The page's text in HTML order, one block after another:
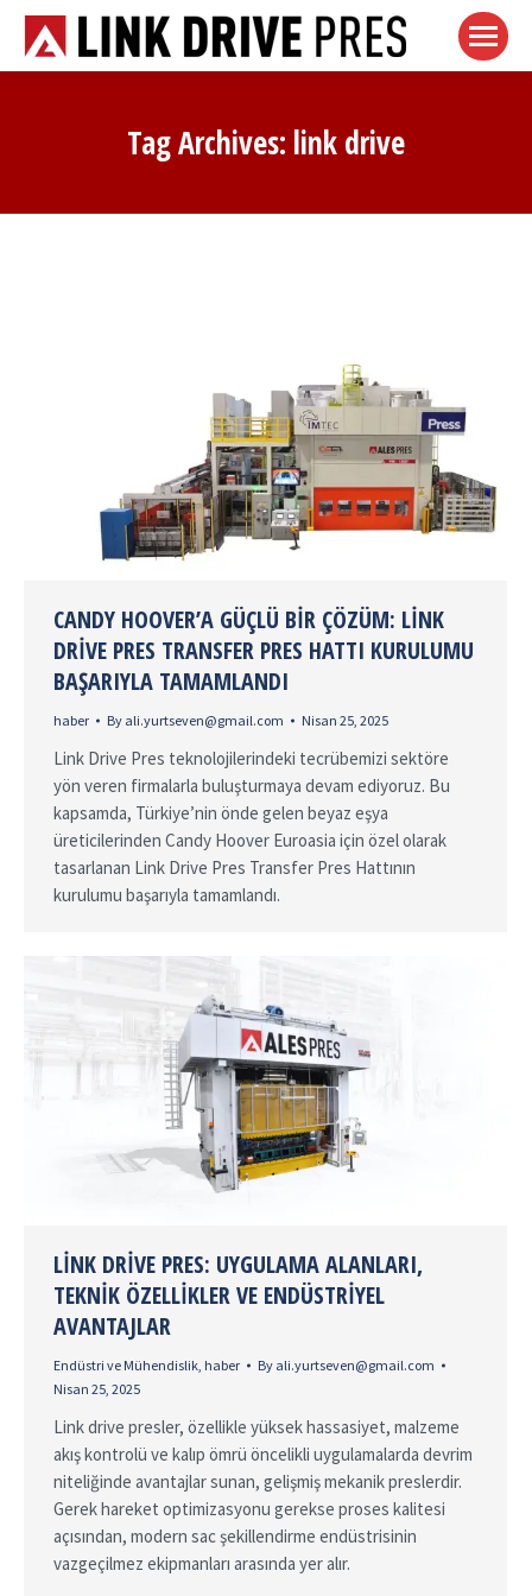
Tag Archives: link drive
CANDY HOOVER’A GÜÇLÜ BIR ÇÖZÜM: LINK
DRIVE PRES TRANSFER PRES HATTI KURULUMU
BAŞARIYLA TAMAMLANDI
haber By ali.yurtseven@gmail.com Nisan 25, 2025
Link Drive Pres teknolojilerindeki tecrübemizi sektöre
yön veren firmalarla buluşturmaya devam ediyoruz. Bu
kapsamda, Türkiye’nin önde gelen beyaz eşya
üreticilerinden Candy Hoover Euroasia için özel olarak
tasarlanan Link Drive Pres Transfer Pres Hattının
kurulumu başarıyla tamamlandı.
LINK DRIVE PRES: UYGULAMA ALANLARI,
TEKNIK ÖZELLIKLER VE ENDÜSTRIYEL
AVANTAJLAR
Endüstri ve Mühendislik, haber By ali.yurtseven@gmail.com
Nisan 25, 2025
Link drive presler, özellikle yüksek hassasiyet, malzeme
akış kontrolü ve kalıp ömrü öncelikli uygulamalarda devrim
niteliğinde avantajlar sunan, gelişmiş mekanik preslerdir.
Gerek hareket optimizasyonu gerekse proses kalitesi
açısından, modern sac şekillendirme endüstrisinin
vazgeçilmez ekipmanları arasında yer alır.